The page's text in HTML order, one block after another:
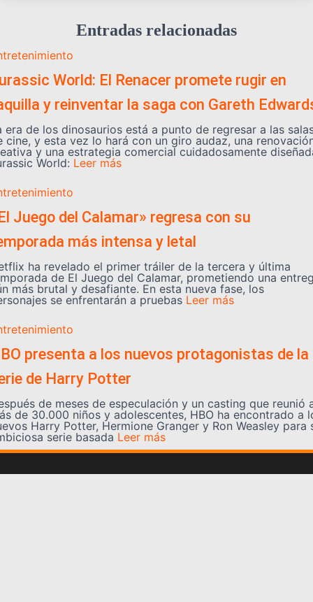
Entradas relacionadas
World: El Renacer promete rugir en
y reinventar la saga con Gareth
era de los dinosaurios está a punto de regresar a las
cine, y esta vez lo hará con un giro audaz, una
y una estrategia comercial cuidadosamente
World: Leer más
Juego del Calamar» regresa con su
más intensa y letal
ha revelado el primer tráiler de la tercera y última
de El Juego del Calamar, prometiendo una
más brutal y desafiante. En esta nueva fase, los
se enfrentarán a pruebas Leer más
presenta a los nuevos protagonistas de la
de Harry Potter
de meses de especulación y un casting que reunió
de 30.000 niños y adolescentes, HBO ha encontrado a
Harry Potter, Hermione Granger y Ron Weasley para
serie basada Leer más